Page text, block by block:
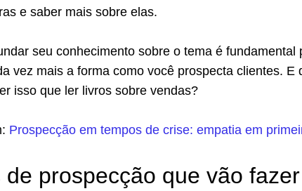
e saber mais sobre elas.
seu conhecimento sobre o tema é fundamental
vez mais a forma como você prospecta clientes. E
isso que ler livros sobre vendas?
Prospecção em tempos de crise: empatia em
de prospecção que vão